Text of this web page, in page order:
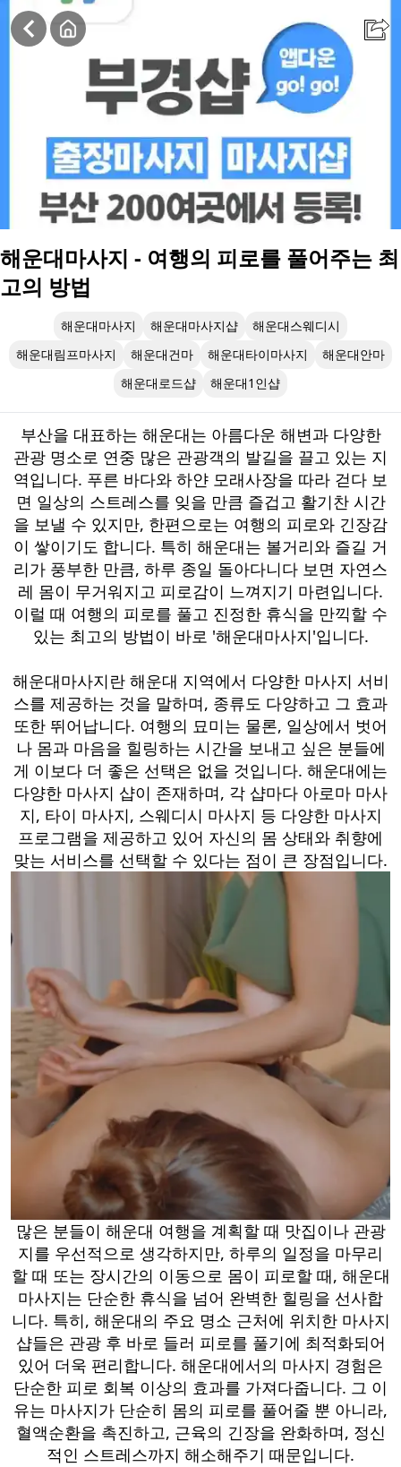
해운대마사지 - 여행의 피로를 풀어주는 최고의 방법
해운대마사지 - 여행의 피로를 풀어주는 최
고의 방법
해운대마사지 해운대마사지샵
해운대스웨디시
해운대림프마사지
해운대건마 해운대타이마사지
해운대안마
해운대로드샵
해운대1인샵
부산을 대표하는 해운대는 아름다운 해변과 다양한
관광 명소로 연중 많은 관광객의 발길을 끌고 있는 지
역입니다. 푸른 바다와 하얀 모래사장을 따라 걷다 보
면 일상의 스트레스를 잊을 만큼 즐겁고 활기찬 시간
을 보낼 수 있지만, 한편으로는 여행의 피로와 긴장감
이 쌓이기도 합니다. 특히 해운대는 볼거리와 즐길 거
리가 풍부한 만큼, 하루 종일 돌아다니다 보면 자연스
레 몸이 무거워지고 피로감이 느껴지기 마련입니다.
이럴 때 여행의 피로를 풀고 진정한 휴식을 만끽할 수
있는 최고의 방법이 바로 '해운대마사지'입니다.
해운대마사지란 해운대 지역에서 다양한 마사지 서비
스를 제공하는 것을 말하며, 종류도 다양하고 그 효과
또한 뛰어납니다. 여행의 묘미는 물론, 일상에서 벗어
나 몸과 마음을 힐링하는 시간을 보내고 싶은 분들에
게 이보다 더 좋은 선택은 없을 것입니다. 해운대에는
다양한 마사지 샵이 존재하며, 각 샵마다 아로마 마사
지, 타이 마사지, 스웨디시 마사지 등 다양한 마사지
프로그램을 제공하고 있어 자신의 몸 상태와 취향에
맞는 서비스를 선택할 수 있다는 점이 큰 장점입니다.
많은 분들이 해운대 여행을 계획할 때 맛집이나 관광
지를 우선적으로 생각하지만, 하루의 일정을 마무리
할 때 또는 장시간의 이동으로 몸이 피로할 때, 해운대
마사지는 단순한 휴식을 넘어 완벽한 힐링을 선사합
니다. 특히, 해운대의 주요 명소 근처에 위치한 마사지
샵들은 관광 후 바로 들러 피로를 풀기에 최적화되어
있어 더욱 편리합니다. 해운대에서의 마사지 경험은
단순한 피로 회복 이상의 효과를 가져다줍니다. 그 이
유는 마사지가 단순히 몸의 피로를 풀어줄 뿐 아니라,
혈액순환을 촉진하고, 근육의 긴장을 완화하며, 정신
적인 스트레스까지 해소해주기 때문입니다.